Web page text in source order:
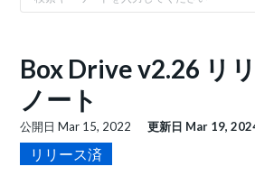
Box Drive v2.26 リ
ノート
公開日Mar 15, 2022 更新日 Mar 19,
リリース済